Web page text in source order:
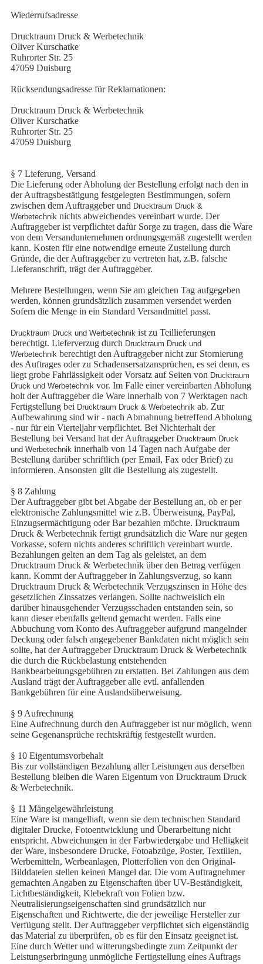
Wiederrufsadresse
Drucktraum Druck & Werbetechnik
Oliver Kurschatke
Ruhrorter Str. 25
47059 Duisburg
Rücksendungsadresse für Reklamationen:
Drucktraum Druck & Werbetechnik
Oliver Kurschatke
Ruhrorter Str. 25
47059 Duisburg
§ 7 Lieferung, Versand
Die Lieferung oder Abholung der Bestellung erfolgt nach den in
der Auftragsbestätigung festgelegten Bestimmungen, sofern
zwischen dem Auftraggeber und Drucktraum Druck &
Werbetechnik nichts abweichendes vereinbart wurde. Der
Auftraggeber ist verpflichtet dafür Sorge zu tragen, dass die Ware
von dem Versandunternehmen ordnungsgemäß zugestellt werden
kann. Kosten für eine notwendige erneute Zustellung durch
Gründe, die der Auftraggeber zu vertreten hat, z.B. falsche
Lieferanschrift, trägt der Auftraggeber.
Mehrere Bestellungen, wenn Sie am gleichen Tag aufgegeben
werden, können grundsätzlich zusammen versendet werden
Sofern die Menge in ein Standard Versandmittel passt.
Drucktraum Druck und Werbetechnik ist zu Teillieferungen
berechtigt. Lieferverzug durch Drucktraum Druck und
Werbetechnik berechtigt den Auftraggeber nicht zur Stornierung
des Auftrages oder zu Schadensersatzansprüchen, es sei denn, es
liegt grobe Fahrlässigkeit oder Vorsatz auf Seiten von Drucktraum
Druck und Werbetechnik vor. Im Falle einer vereinbarten Abholung
holt der Auftraggeber die Ware innerhalb von 7 Werktagen nach
Fertigstellung bei Drucktraum Druck & Werbetechnik ab. Zur
Aufbewahrung sind wir - nach Abmahnung betreffend Abholung
- nur für ein Vierteljahr verpflichtet. Bei Nichterhalt der
Bestellung bei Versand hat der Auftraggeber Drucktraum Druck
und Werbetechnik innerhalb von 14 Tagen nach Aufgabe der
Bestellung darüber schriftlich (per Email, Fax oder Brief) zu
informieren. Ansonsten gilt die Bestellung als zugestellt.
§ 8 Zahlung
Der Auftraggeber gibt bei Abgabe der Bestellung an, ob er per
elektronische Zahlungsmittel wie z.B. Überweisung, PayPal,
Einzugsermächtigung oder Bar bezahlen möchte. Drucktraum
Druck & Werbetechnik fertigt grundsätzlich die Ware nur gegen
Vorkasse, sofern nichts anderes schriftlich vereinbart wurde.
Bezahlungen gelten an dem Tag als geleistet, an dem
Drucktraum Druck & Werbetechnik über den Betrag verfügen
kann. Kommt der Auftraggeber in Zahlungsverzug, so kann
Drucktraum Druck & Werbetechnik Verzugszinsen in Höhe des
gesetzlichen Zinssatzes verlangen. Sollte nachweislich ein
darüber hinausgehender Verzugsschaden entstanden sein, so
kann dieser ebenfalls geltend gemacht werden. Falls eine
Abbuchung vom Konto des Auftraggeber aufgrund mangelnder
Deckung oder falsch angegebener Bankdaten nicht möglich sein
sollte, hat der Auftraggeber Drucktraum Druck & Werbetechnik
die durch die Rückbelastung entstehenden
Bankbearbeitungsgebühren zu erstatten. Bei Zahlungen aus dem
Ausland trägt der Auftraggeber alle evtl. anfallenden
Bankgebühren für eine Auslandsüberweisung.
§ 9 Aufrechnung
Eine Aufrechnung durch den Auftraggeber ist nur möglich, wenn
seine Gegenansprüche rechtskräftig festgestellt wurden.
§ 10 Eigentumsvorbehalt
Bis zur vollständigen Bezahlung aller Leistungen aus derselben
Bestellung bleiben die Waren Eigentum von Drucktraum Druck
& Werbetechnik.
§ 11 Mängelgewährleistung
Eine Ware ist mangelhaft, wenn sie dem technischen Standard
digitaler Drucke, Fotoentwicklung und Überarbeitung nicht
entspricht. Abweichungen in der Farbwiedergabe und Helligkeit
der Ware, insbesondere Drucke, Fotoabzüge, Poster, Textilien,
Werbemitteln, Werbeanlagen, Plotterfolien von den Original-
Bilddateien stellen keinen Mangel dar. Die vom Auftragnehmer
gemachten Angaben zu Eigenschaften über UV-Beständigkeit,
Lichtbeständigkeit, Klebekraft von Folien bzw.
Neutralisierungseigenschaften sind grundsätzlich nur
Eigenschaften und Richtwerte, die der jeweilige Hersteller zur
Verfügung stellt. Der Auftraggeber verpflichtet sich eigenständig
das Material zu überprüfen, ob es für den Einsatz geeignet ist.
Eine durch Wetter und witterungsbedingte zum Zeitpunkt der
Leistungserbringung unmögliche Fertigstellung eines Auftrags